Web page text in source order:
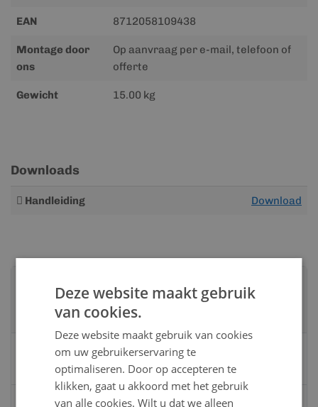
EAN 8712058109438
Montage door
ons
Op aanvraag per e-mail, telefoon of
offerte
Gewicht 15.00 kg
Downloads
Meer
Handleiding Download
Neem contact op met een van onze
specialisten
Vandaag bereikbaar
van 08:00 tot 17:00 uur
0528 - 355190
Deze website maakt gebruik
van cookies.
Deze website maakt gebruik van cookies
om uw gebruikerservaring te
optimaliseren. Door op accepteren te
klikken, gaat u akkoord met het gebruik
van alle cookies. Wilt u dat we alleen